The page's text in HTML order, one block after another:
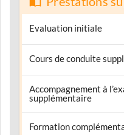
Evaluation initiale
Cours de conduite
Accompagnement à
supplémentaire
Formation